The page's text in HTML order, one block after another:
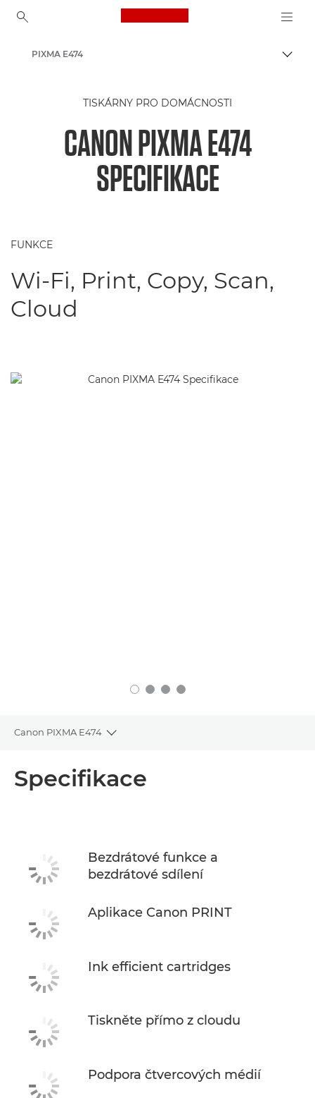
Canon Logo, back to
Tiskárny Canon
PIXMA E474
TISKÁRNY PRO DOMÁCNOSTI
CANON PIXMA E474
SPECIFIKACE
FUNKCE
Wi-Fi, Print, Copy, Scan,
Cloud
Canon PIXMA E474
Toggle breadcrumbs
Specifikace
Bezdrátové funkce a
bezdrátové sdílení
Aplikace Canon PRINT
Ink efficient cartridges
Tiskněte přímo z cloudu
Podpora čtvercových médií